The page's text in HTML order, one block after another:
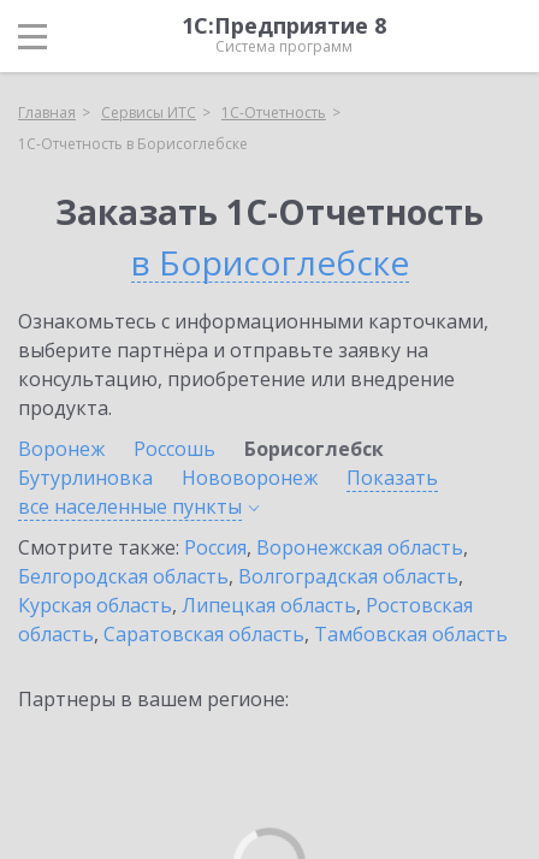
1С:Предприятие 8
Система программ
Главная Сервисы ИТС
1С-Отчетность
1С-Отчетность в Борисоглебске
Заказать 1С-Отчетность
в Борисоглебске
Ознакомьтесь с информационными карточками,
выберите партнёра и отправьте заявку на
консультацию, приобретение или внедрение
продукта.
Воронеж
Россошь
Борисоглебск
Бутурлиновка
Нововоронеж
Показать
все населенные пункты
Смотрите также: Россия, Воронежская область,
Белгородская область, Волгоградская область,
Курская область, Липецкая область, Ростовская
область, Саратовская область, Тамбовская область
Партнеры в вашем регионе: